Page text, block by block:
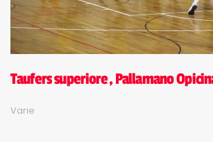
Taufers superiore, Pallamano
Varie